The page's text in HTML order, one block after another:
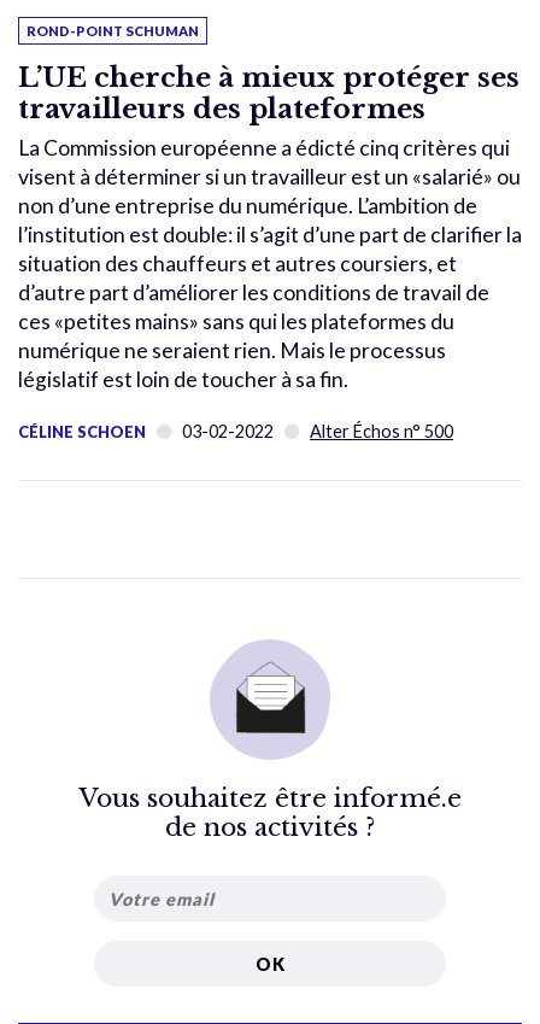
ROND-POINT SCHUMAN
L’UE cherche à mieux protéger ses
travailleurs des plateformes
La Commission européenne a édicté cinq critères qui
visent à déterminer si un travailleur est un «salarié» ou
non d’une entreprise du numérique. L’ambition de
l’institution est double: il s’agit d’une part de clarifier la
situation des chauffeurs et autres coursiers, et
d’autre part d’améliorer les conditions de travail de
ces «petites mains» sans qui les plateformes du
numérique ne seraient rien. Mais le processus
législatif est loin de toucher à sa fin.
CÉLINE SCHOEN 03-02-2022 Alter Échos n° 500
Vous souhaitez être informé.e
de nos activités ?